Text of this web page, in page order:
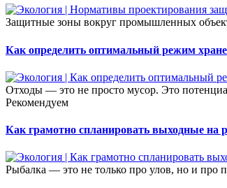
Защитные зоны вокруг промышленных
Как определить оптимальный режим
Отходы — это не просто мусор. Это
Рекомендуем
Как грамотно спланировать выходные на
Рыбалка — это не только про улов, но и про